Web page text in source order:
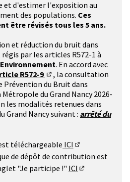
et d'estimer l'exposition au
des populations. Ces
être révisés tous les 5 ans.
et réduction du bruit dans
par les articles R572-1 à
. En accord avec
R572-9
(Lien externe)
, la consultation
Prévention du Bruit dans
du Grand Nancy 2026-
les modalités retenues dans
Grand Nancy suivant : arrêté du
téléchargeable ICI
(S'ouvre dans
de dépôt de contribution est
"Je participe !" ICI